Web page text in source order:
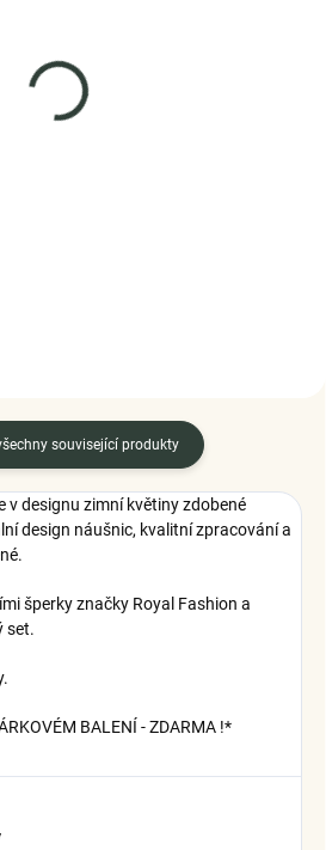
související produkty
v designu zimní květiny zdobené
design náušnic, kvalitní zpracování a
šperky značky Royal Fashion a
set.
BALENÍ - ZDARMA !*